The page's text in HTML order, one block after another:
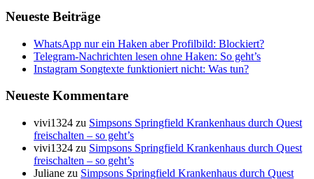
Neueste Beiträge
WhatsApp nur ein Haken aber Profilbild: Blockiert?
Telegram-Nachrichten lesen ohne Haken: So geht’s
Instagram Songtexte funktioniert nicht: Was tun?
Neueste Kommentare
vivi1324 zu Simpsons Springfield Krankenhaus durch Quest
freischalten – so geht’s
vivi1324 zu Simpsons Springfield Krankenhaus durch Quest
freischalten – so geht’s
Juliane zu Simpsons Springfield Krankenhaus durch Quest